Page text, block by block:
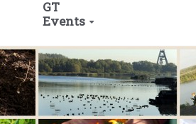
GT
Events